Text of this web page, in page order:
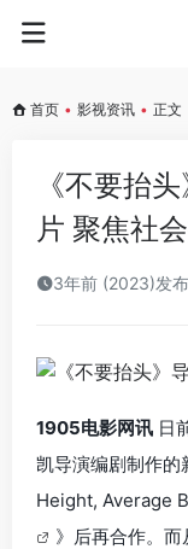
首页 • 影视资讯 • 正文
《不要抬
片 聚焦社
3年前 (2023)发布
1905电影网讯 日
凯导演编剧制作
Height, Average
》后再合作。